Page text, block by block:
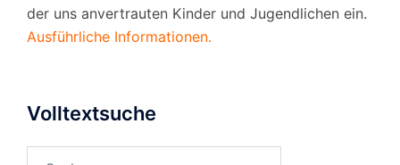
der uns anvertrauten Kinder und Jugendlichen ein.
Ausführliche Informationen.
Volltextsuche